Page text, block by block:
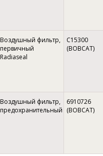
Воздушный фильтр,
первичный
Radiaseal
C15300
(BOBCAT)
Воздушный фильтр,
предохранительный
6910726
(BOBCAT)